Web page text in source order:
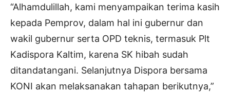
“Alhamdulillah, kami menyampaikan terima kasih
kepada Pemprov, dalam hal ini gubernur dan
wakil gubernur serta OPD teknis, termasuk Plt
Kadispora Kaltim, karena SK hibah sudah
ditandatangani. Selanjutnya Dispora bersama
KONI akan melaksanakan tahapan berikutnya,”